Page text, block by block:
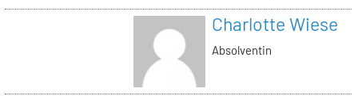
Charlotte Wiese
Absolventin